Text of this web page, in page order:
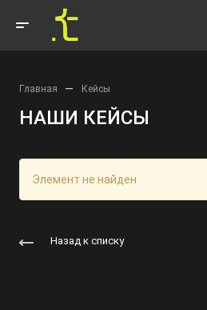
Главная — Кейсы
НАШИ КЕЙСЫ
Элемент не найден
Назад к списку